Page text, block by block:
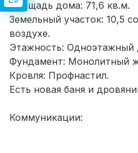
Площадь дома: 71,6 кв.м.
Земельный участок: 10,5
воздухе.
Этажность: Одноэтажный
Фундамент: Монолитный
Кровля: Профнастил.
Есть новая баня и
Коммуникации: